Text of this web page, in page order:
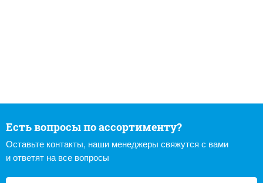
Есть вопросы по ассортименту?
Оставьте контакты, наши менеджеры свяжутся с вами
и ответят на все вопросы